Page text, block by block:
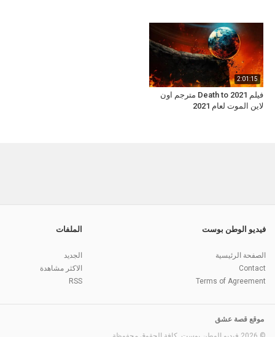
2:01:15
فيلم Death to 2021 مترجم اون
لاين الموت لعام 2021
فيديو الوطن بوست
الصفحة الرئيسية
Contact
Terms of Agreement
الملفات
الجديد
الاكثر مشاهدة
RSS
موقع قصة عشق